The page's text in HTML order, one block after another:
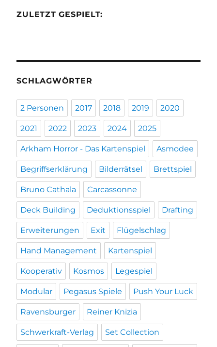
ZULETZT GESPIELT:
SCHLAGWÖRTER
2 Personen 2017 2018 2019 2020
2021 2022 2023 2024 2025
Arkham Horror - Das Kartenspiel Asmodee
Begriffserklärung Bilderrätsel Brettspiel
Bruno Cathala Carcassonne
Deck Building Deduktionsspiel Drafting
Erweiterungen Exit Flügelschlag
Hand Management Kartenspiel
Kooperativ Kosmos Legespiel
Modular Pegasus Spiele Push Your Luck
Ravensburger Reiner Knizia
Schwerkraft-Verlag Set Collection